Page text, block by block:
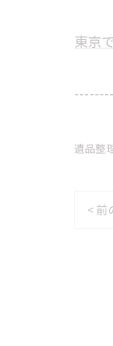
東京
遺品整
< 前